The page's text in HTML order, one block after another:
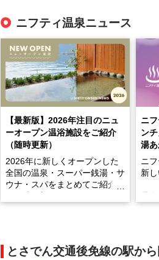
ニフティ温泉ニュース
【最新版】2026年注目のニュ
ーオープン温浴施設をご紹介
（随時更新）
2026年に新しくオープンした
全国の温泉・スーパー銭湯・サ
ウナ・スパをまとめてご紹介！
います。
ニ
ン
湯
ニ
新
手相
とさでん交通後免線の駅か